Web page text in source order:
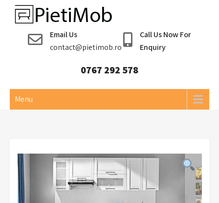
Pieti Mob
Email Us
contact@pietimob.ro
Call Us Now For
Enquiry
0767 292 578
Menu